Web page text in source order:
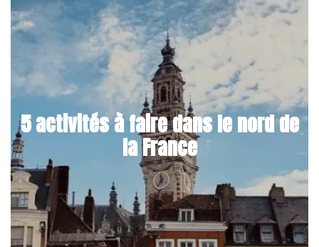
5 activités à faire dans le nord de
la France